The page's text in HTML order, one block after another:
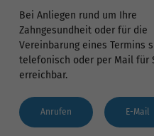
Bei Anliegen rund um Ihre
Zahngesundheit oder für die
Vereinbarung eines Termins
telefonisch oder per Mail für
erreichbar.
Anrufen E-Mail